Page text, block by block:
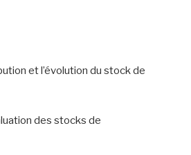
et l’évolution du stock de
des stocks de